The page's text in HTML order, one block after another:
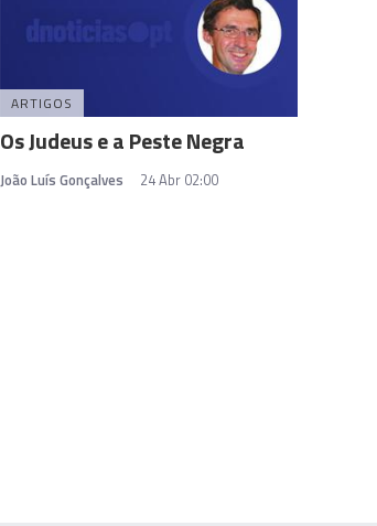
ARTIGOS
Os Judeus e a Peste Negra
João Luís Gonçalves 24 Abr 02:00